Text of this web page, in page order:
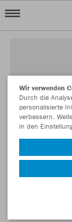
Wir verwenden
Durch die
personalisierte
verbessern.
in den